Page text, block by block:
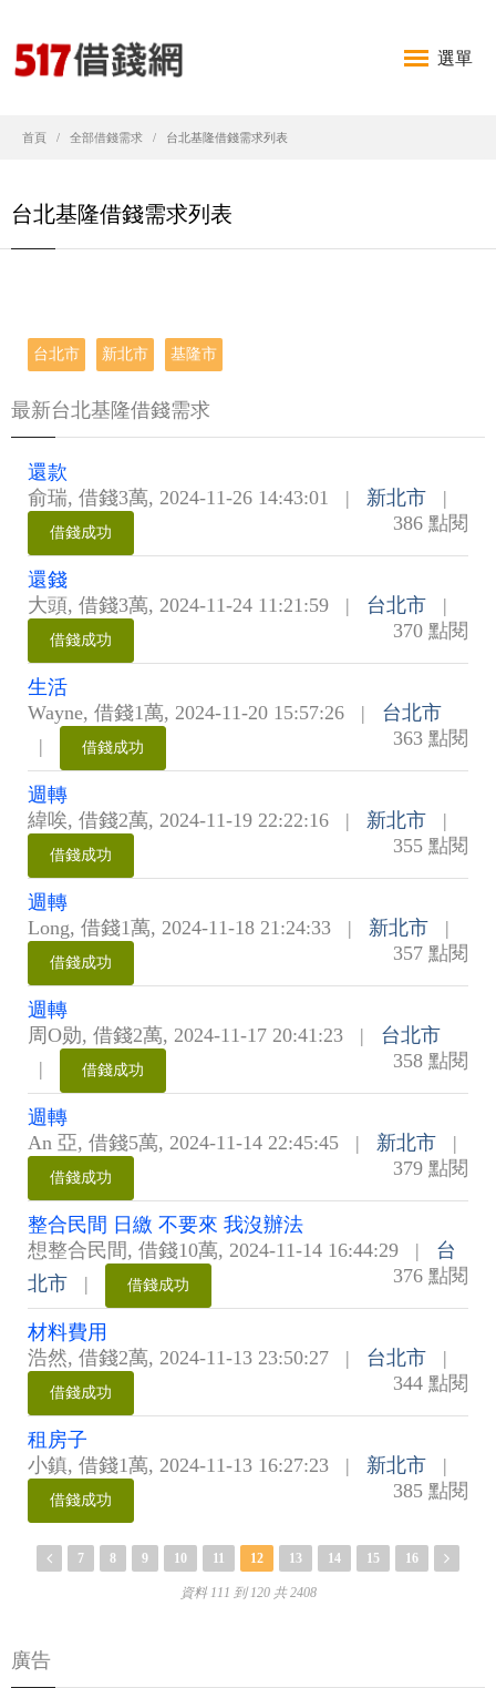
選單
首頁 全部借錢需求 台北基隆借錢需求列表
台北基隆借錢需求列表
台北市 新北市 基隆市
最新台北基隆借錢需求
還款
俞瑞, 借錢3萬, 2024-11-26 14:43:01 |
新北市
386 點閱
|
借錢成功
還錢
大頭, 借錢3萬, 2024-11-24 11:21:59 |
台北市
370 點閱
|
借錢成功
生活
Wayne, 借錢1萬, 2024-11-20 15:57:26 |
台北市
363 點閱
| 借錢成功
週轉
緯唉, 借錢2萬, 2024-11-19 22:22:16 |
新北市
355 點閱
|
借錢成功
週轉
Long, 借錢1萬, 2024-11-18 21:24:33 |
新北市
357 點閱
|
借錢成功
週轉
周O勋, 借錢2萬, 2024-11-17 20:41:23 |
台北市
358 點閱
| 借錢成功
週轉
An 亞, 借錢5萬, 2024-11-14 22:45:45 |
新北市
379 點閱
|
借錢成功
整合民間 日繳 不要來 我沒辦法
想整合民間, 借錢10萬, 2024-11-14 16:44:29 |
台
北市
376 點閱
| 借錢成功
材料費用
浩然, 借錢2萬, 2024-11-13 23:50:27 |
台北市
344 點閱
|
借錢成功
租房子
小鎮, 借錢1萬, 2024-11-13 16:27:23 |
新北市
385 點閱
|
借錢成功
7 8 9 10 11 12 13 14 15 16
資料 111 到 120 共 2408
廣告